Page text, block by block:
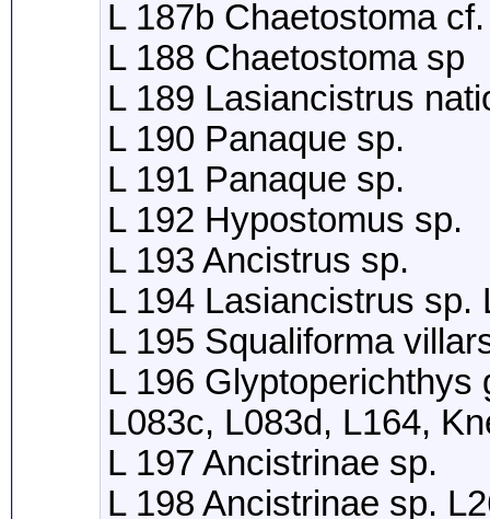
L 187b Chaetostoma
L 188 Chaetostoma sp
L 189 Lasiancistrus
L 190 Panaque sp.
L 191 Panaque sp.
L 192 Hypostomus sp.
L 193 Ancistrus sp.
L 194 Lasiancistrus sp.
L 195 Squaliforma
L 196 Glyptoperichthys
L083c, L083d, L164,
L 197 Ancistrinae sp.
L 198 Ancistrinae sp.